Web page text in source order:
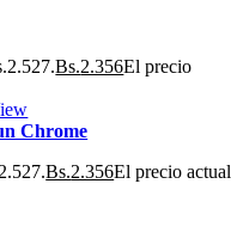
Bs.2.356El precio
Chrome
Bs.2.356El precio actual